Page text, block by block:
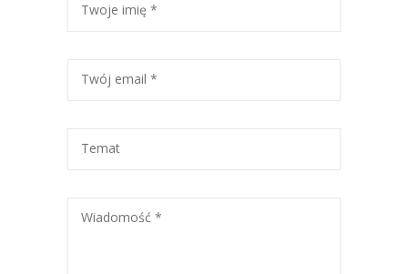
Twoje imię *
Twój email *
Temat
Wiadomość *